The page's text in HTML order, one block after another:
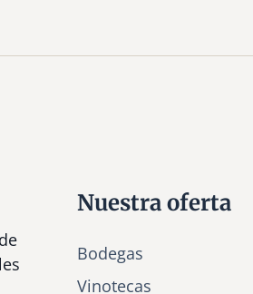
Nuestra oferta
Bodegas
Vinotecas